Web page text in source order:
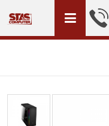
ACEST SITE ESTE DEDICAT DOAR